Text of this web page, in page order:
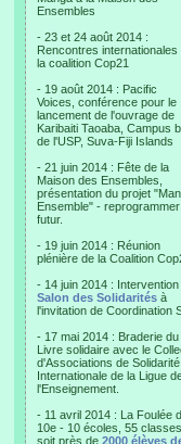
Ensembles
- 23 et 24 août 2014 :
Rencontres internationales
la coalition Cop21
- 19 août 2014 : Pacific
Voices, conférence pour le
lancement de l'ouvrage de
Karibaiti Taoaba, Campus
de l'USP, Suva-Fiji Islands
- 21 juin 2014 : Fête de la
Maison des Ensembles,
présentation du projet
Ensemble" -
futur.
- 19 juin 2014 : Réunion
plénière de la Coalition
- 14 juin 2014 : Intervention
Salon des Solidarités à
l'invitation de Coordination
- 17 mai 2014 : Braderie du
Livre solidaire avec le
d'Associations de Solidarité
Internationale de la Ligue
l'Enseignement.
- 11 avril 2014 : La Foulée
10e - 10 écoles, 55 classes,
soit près de 2000 élèves